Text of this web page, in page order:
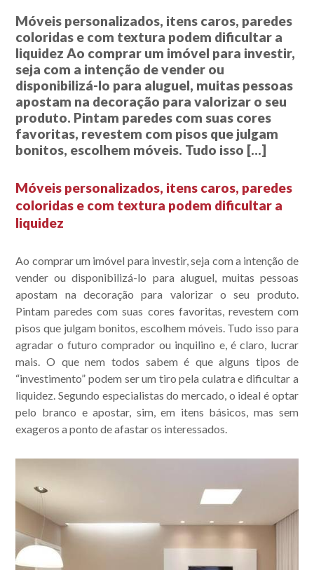
Móveis personalizados, itens caros, paredes
coloridas e com textura podem dificultar a
liquidez Ao comprar um imóvel para investir,
seja com a intenção de vender ou
disponibilizá-lo para aluguel, muitas pessoas
apostam na decoração para valorizar o seu
produto. Pintam paredes com suas cores
favoritas, revestem com pisos que julgam
bonitos, escolhem móveis. Tudo isso […]
Móveis personalizados, itens caros, paredes
coloridas e com textura podem dificultar a
liquidez
Ao comprar um imóvel para investir, seja com a intenção de
vender ou disponibilizá-lo para aluguel, muitas pessoas
apostam na decoração para valorizar o seu produto.
Pintam paredes com suas cores favoritas, revestem com
pisos que julgam bonitos, escolhem móveis. Tudo isso para
agradar o futuro comprador ou inquilino e, é claro, lucrar
mais. O que nem todos sabem é que alguns tipos de
“investimento” podem ser um tiro pela culatra e dificultar a
liquidez. Segundo especialistas do mercado, o ideal é optar
pelo branco e apostar, sim, em itens básicos, mas sem
exageros a ponto de afastar os interessados.